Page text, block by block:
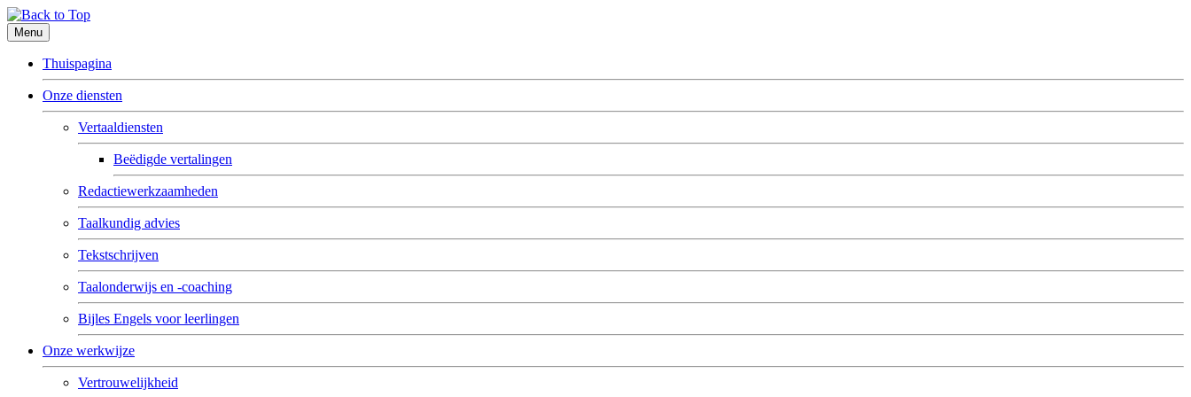
Menu
Thuispagina
Onze diensten
Vertaaldiensten
Beëdigde vertalingen
Redactiewerkzaamheden
Taalkundig advies
Tekstschrijven
Taalonderwijs en -coaching
Bijles Engels voor leerlingen
Onze werkwijze
Vertrouwelijkheid